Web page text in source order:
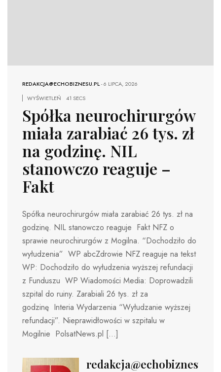
REDAKCJA@ECHOBIZNESU.PL-6 LIPCA, 2026
WYŚWIETLEŃ
41 SECS
Spółka neurochirurgów
miała zarabiać 26 tys. zł
na godzinę. NIL
stanowczo reaguje –
Fakt
Spółka neurochirurgów miała zarabiać 26 tys. zł na
godzinę. NIL stanowczo reaguje Fakt NFZ o
sprawie neurochirurgów z Mogilna. “Dochodziło do
wyłudzenia” WP abcZdrowie NFZ reaguje na tekst
WP: Dochodziło do wyłudzenia wyższej refundacji
z Funduszu WP Wiadomości Media: Doprowadzili
szpital do ruiny. Zarabiali 26 tys. zł za
godzinę Interia Wydarzenia “Wyłudzanie wyższej
refundacji”. Nieprawidłowości w szpitalu w
Mogilnie PolsatNews.pl […]
redakcja@echobiznesu.pl